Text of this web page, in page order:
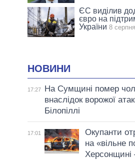
ЄС виділив
євро на
України 8
НОВИНИ
17:27
На Сумщині помер
внаслідок ворожої
Білопіллі
17:01
Окупанти
на «вільне